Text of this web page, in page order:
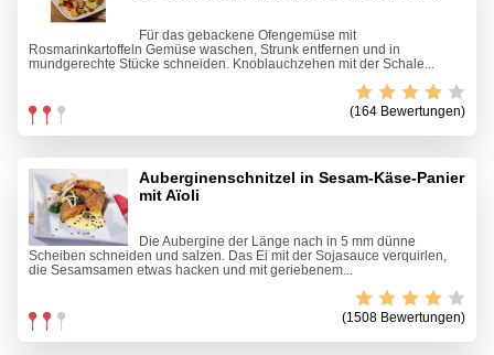
Für das gebackene Ofengemüse mit
Rosmarinkartoffeln Gemüse waschen, Strunk entfernen und in
mundgerechte Stücke schneiden. Knoblauchzehen mit der Schale...
(164 Bewertungen)
Auberginenschnitzel in Sesam-Käse-Panier
mit Aïoli
Die Aubergine der Länge nach in 5 mm dünne
Scheiben schneiden und salzen. Das Ei mit der Sojasauce verquirlen,
die Sesamsamen etwas hacken und mit geriebenem...
(1508 Bewertungen)